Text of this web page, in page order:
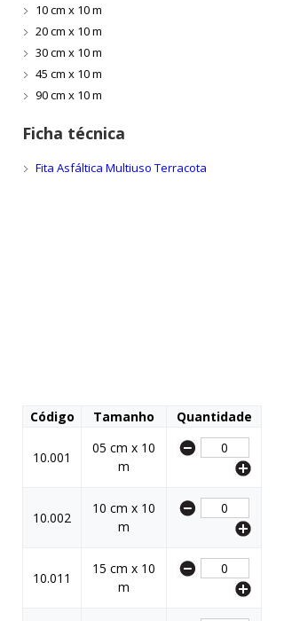
10 cm x 10 m
20 cm x 10 m
30 cm x 10 m
45 cm x 10 m
90 cm x 10 m
Ficha técnica
Fita Asfáltica Multiuso Terracota
Código Tamanho Quantidade
10.001
05 cm x 10
m
10.002
10 cm x 10
m
10.011
15 cm x 10
m